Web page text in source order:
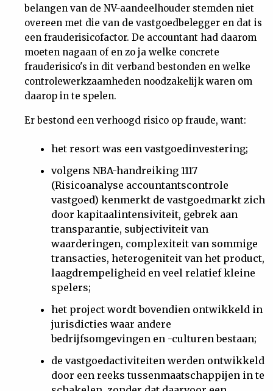
belangen van de NV-aandeelhouder stemden niet
overeen met die van de vastgoedbelegger en dat is
een frauderisicofactor. De accountant had daarom
moeten nagaan of en zo ja welke concrete
frauderisico's in dit verband bestonden en welke
controlewerkzaamheden noodzakelijk waren om
daarop in te spelen.
Er bestond een verhoogd risico op fraude, want:
het resort was een vastgoedinvestering;
volgens NBA-handreiking 1117
(Risicoanalyse accountantscontrole
vastgoed) kenmerkt de vastgoedmarkt zich
door kapitaalintensiviteit, gebrek aan
transparantie, subjectiviteit van
waarderingen, complexiteit van sommige
transacties, heterogeniteit van het product,
laagdrempeligheid en veel relatief kleine
spelers;
het project wordt bovendien ontwikkeld in
jurisdicties waar andere
bedrijfsomgevingen en -culturen bestaan;
de vastgoedactiviteiten werden ontwikkeld
door een reeks tussenmaatschappijen in te